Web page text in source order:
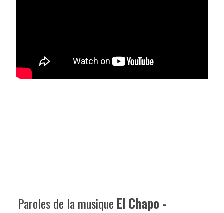
Paroles de la musique El Chapo -